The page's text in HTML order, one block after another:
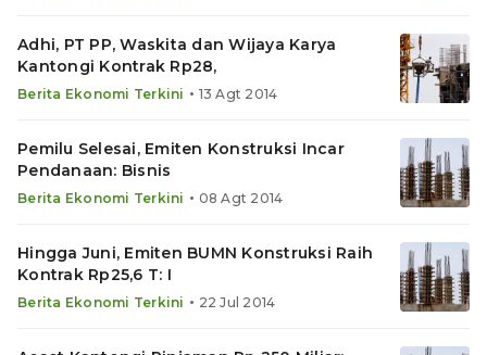
Adhi, PT PP, Waskita dan Wijaya Karya
Kantongi Kontrak Rp28,
Berita Ekonomi Terkini • 13 Agt 2014
Pemilu Selesai, Emiten Konstruksi Incar
Pendanaan: Bisnis
Berita Ekonomi Terkini • 08 Agt 2014
Hingga Juni, Emiten BUMN Konstruksi Raih
Kontrak Rp25,6 T: I
Berita Ekonomi Terkini • 22 Jul 2014